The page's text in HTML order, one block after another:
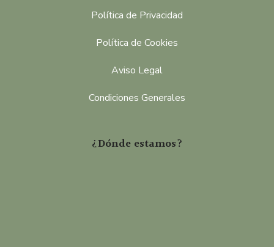
Política de Privacidad
Política de Cookies
Aviso Legal
Condiciones Generales
¿Dónde estamos?